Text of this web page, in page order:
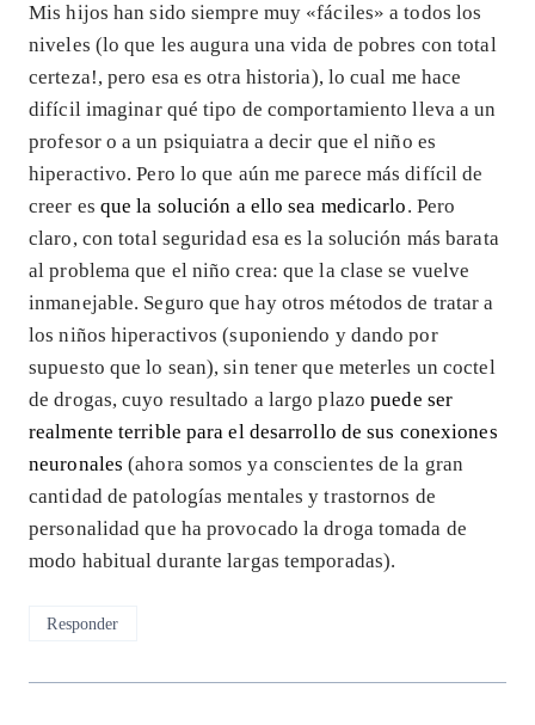
Mis hijos han sido siempre muy «fáciles» a todos los
niveles (lo que les augura una vida de pobres con total
certeza!, pero esa es otra historia), lo cual me hace
difícil imaginar qué tipo de comportamiento lleva a un
profesor o a un psiquiatra a decir que el niño es
hiperactivo. Pero lo que aún me parece más difícil de
creer es que la solución a ello sea medicarlo. Pero
claro, con total seguridad esa es la solución más barata
al problema que el niño crea: que la clase se vuelve
inmanejable. Seguro que hay otros métodos de tratar a
los niños hiperactivos (suponiendo y dando por
supuesto que lo sean), sin tener que meterles un coctel
de drogas, cuyo resultado a largo plazopuede ser
realmente terrible para el desarrollo de sus conexiones
neuronales (ahora somos ya conscientes de la gran
cantidad de patologías mentales y trastornos de
personalidad que ha provocado la droga tomada de
modo habitual durante largas temporadas).
Responder